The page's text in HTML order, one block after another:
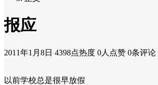
报应
2011年1月8日 4398点热度 0人点赞 0条评论
以前学校总是很早放假